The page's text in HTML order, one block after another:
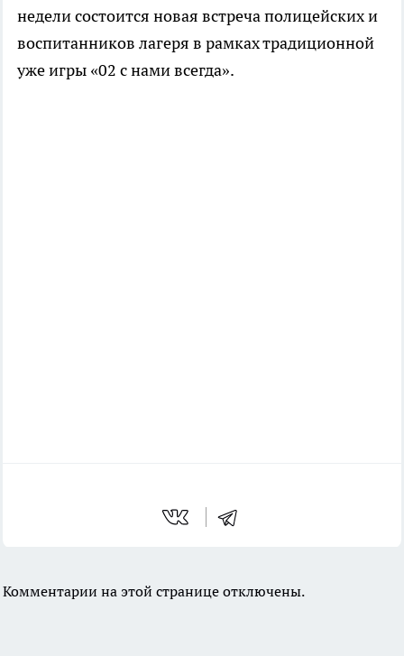
недели состоится новая встреча полицейских и
воспитанников лагеря в рамках традиционной
уже игры «02 с нами всегда».
Комментарии на этой странице отключены.